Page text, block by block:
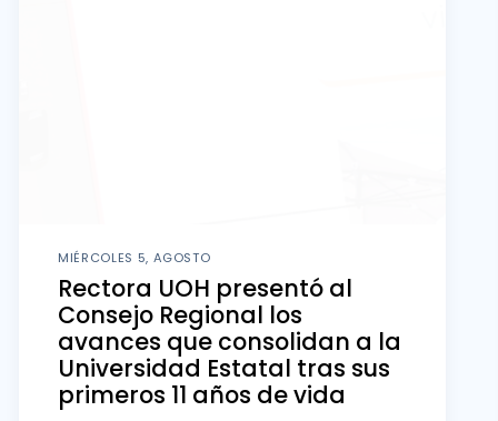
MIÉRCOLES 5, AGOSTO
Rectora UOH presentó al
Consejo Regional los
avances que consolidan a la
Universidad Estatal tras sus
primeros 11 años de vida